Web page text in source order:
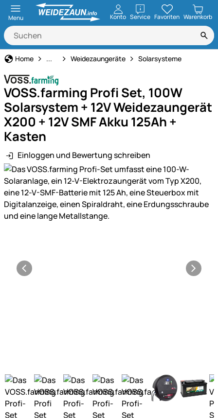
Menu Konto ServiceöffnenFavoriten Warenkorb
Home Weidezaun
... Weidezaungeräte Solarsysteme
VOSS.farming Profi Set, 100W
Solarsystem + 12V Weidezaungerät
X200 + 12V SMF Akku 125Ah +
Kasten
Einloggen und Bewertung schreiben
Produktgalerie